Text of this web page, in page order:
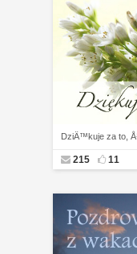
DziÄ™kuje za to,
215 11